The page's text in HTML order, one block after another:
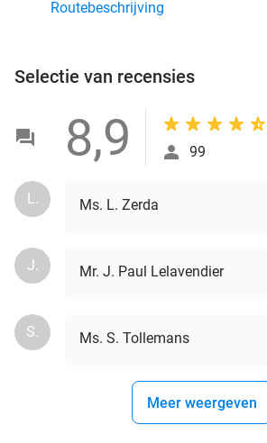
Routebeschrijving
Selectie van recensies
8,9 99
L. Ms. L. Zerda
J. Mr. J. Paul Lelavendier
S. Ms. S. Tollemans
Meer weergeven